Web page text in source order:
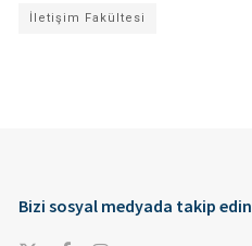
İletişim Fakültesi
Bizi sosyal medyada takip edin